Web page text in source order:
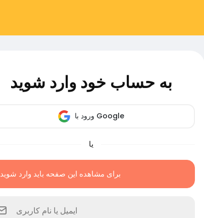
به حساب خود وارد شوید
ورود با Google
یا
برای مشاهده این صفحه باید وارد شوید